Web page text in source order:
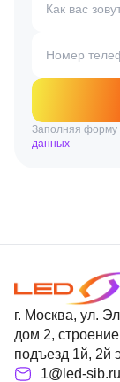
Как вас
Номер
Заполняя форму
данных
г. Москва, ул.
дом 2,
подъезд 1й, 2й
1@led-sib.ru